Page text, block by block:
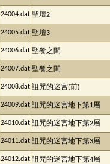
24004.dat 聖壇2
24005.dat 聖壇3
24006.dat 聖餐之間
24007.dat 聖餐之間
24008.dat 詛咒的迷宮(前)
24009.dat 詛咒的迷宮地下第1層
24010.dat 詛咒的迷宮地下第2層
24011.dat 詛咒的迷宮地下第3層
24012.dat 詛咒的迷宮地下第4層